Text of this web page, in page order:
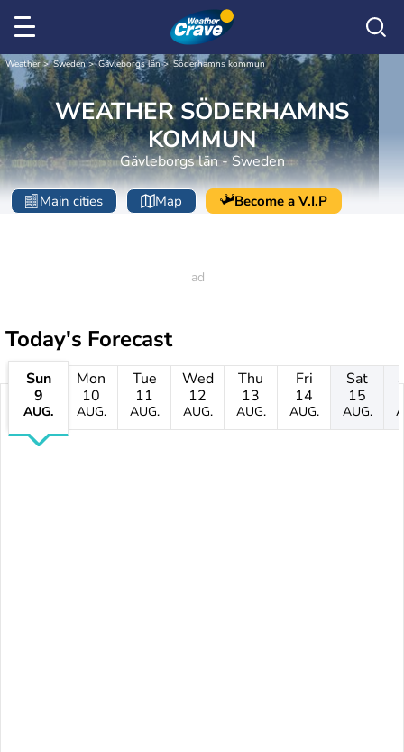
Weather Sweden Gävleborgs län Söderhamns kommun
WEATHER SÖDERHAMNS
KOMMUN
Gävleborgs län - Sweden
Main cities Map Become a V.I.P
Today's Forecast
Sun
9
AUG.
Mon
10
AUG.
Tue
11
AUG.
Wed
12
AUG.
Thu
13
AUG.
Fri
14
AUG.
Sat
15
AUG.